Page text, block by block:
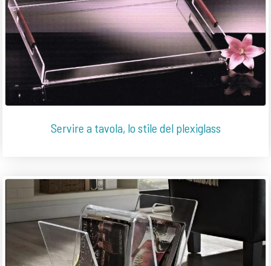
Servire a tavola, lo stile del plexiglass